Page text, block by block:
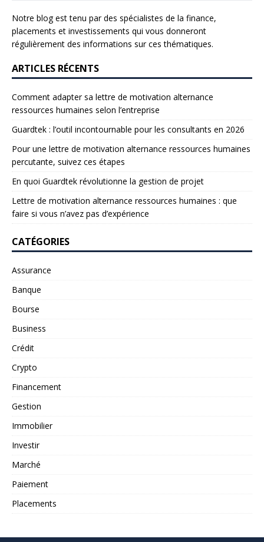
Notre blog est tenu par des spécialistes de la finance,
placements et investissements qui vous donneront
régulièrement des informations sur ces thématiques.
ARTICLES RÉCENTS
Comment adapter sa lettre de motivation alternance
ressources humaines selon l’entreprise
Guardtek : l’outil incontournable pour les consultants en 2026
Pour une lettre de motivation alternance ressources humaines
percutante, suivez ces étapes
En quoi Guardtek révolutionne la gestion de projet
Lettre de motivation alternance ressources humaines : que
faire si vous n’avez pas d’expérience
CATÉGORIES
Assurance
Banque
Bourse
Business
Crédit
Crypto
Financement
Gestion
Immobilier
Investir
Marché
Paiement
Placements